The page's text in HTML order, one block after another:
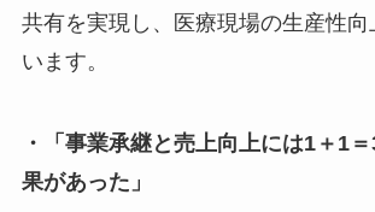
共有を実現し、医療現場の生産性向
います。
・「事業承継と売上向上には1＋1
果があった」